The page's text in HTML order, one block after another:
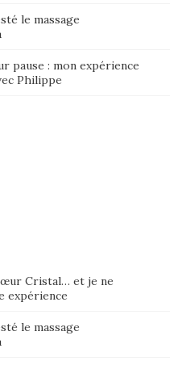
le massage
pause : mon expérience
Philippe
Cristal… et je ne
expérience
le massage